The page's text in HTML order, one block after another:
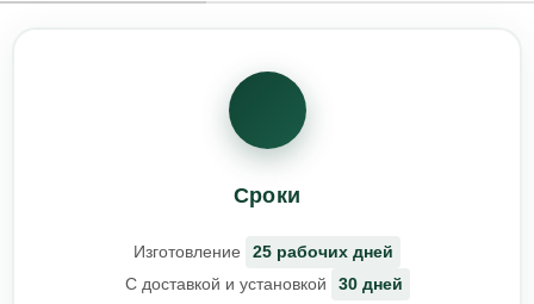
Сроки
Изготовление
25 рабочих дней
С доставкой и установкой
30 дней